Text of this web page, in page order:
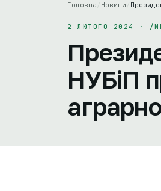
Головна Новини
2 ЛЮТОГО 2024 · /
НУБіП